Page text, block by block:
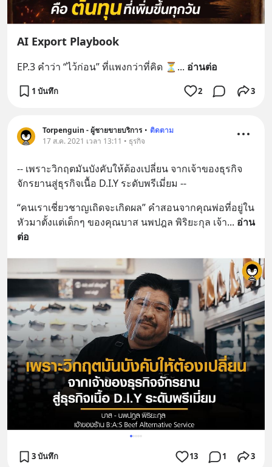
AI Export Playbook
EP.3 คำว่า “ไว้ก่อน” ที่แพงกว่าที่คิด ⏳ ... อ่านต่อ
1 บันทึก 2 3
Torpenguin - ผู้ชายขายบริการ • ติดตาม
17 ส.ค. 2021 เวลา 13:11 • ธุรกิจ
-- เพราะวิกฤตมันบังคับให้ต้องเปลี่ยน จากเจ้าของธุรกิจ
จักรยานสู่ธุรกิจเนื้อ D.I.Y ระดับพรีเมี่ยม --
“คนเราเชี่ยวชาญเถิดจะเกิดผล” คำสอนจากคุณพ่อที่อยู่ใน
หัวมาตั้งแต่เด็กๆ ของคุณบาส นพปฎล พิริยะกุล เจ้า... อ่าน
ต่อ
3 บันทึก 13 1 3